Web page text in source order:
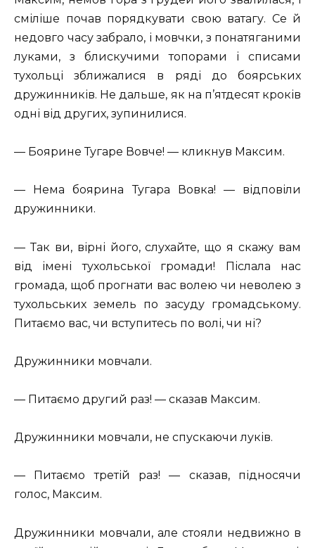
сміліше почав порядкувати свою ватагу. Се й
недовго часу забрало, і мовчки, з понатяганими
луками, з блискучими топорами і списами
тухольці зближалися в ряді до боярських
дружинників. Не дальше, як на п’ятдесят кроків
одні від других, зупинилися.
— Боярине Тугаре Вовче! — кликнув Максим.
— Нема боярина Тугара Вовка! — відповіли
дружинники.
— Так ви, вірні його, слухайте, що я скажу вам
від імені тухольської громади! Післала нас
громада, щоб прогнати вас волею чи неволею з
тухольських земель по засуду громадському.
Питаємо вас, чи вступитесь по волі, чи ні?
Дружинники мовчали.
— Питаємо другий раз! — сказав Максим.
Дружинники мовчали, не спускаючи луків.
— Питаємо третій раз! — сказав, підносячи
голос, Максим.
Дружинники мовчали, але стояли недвижно в